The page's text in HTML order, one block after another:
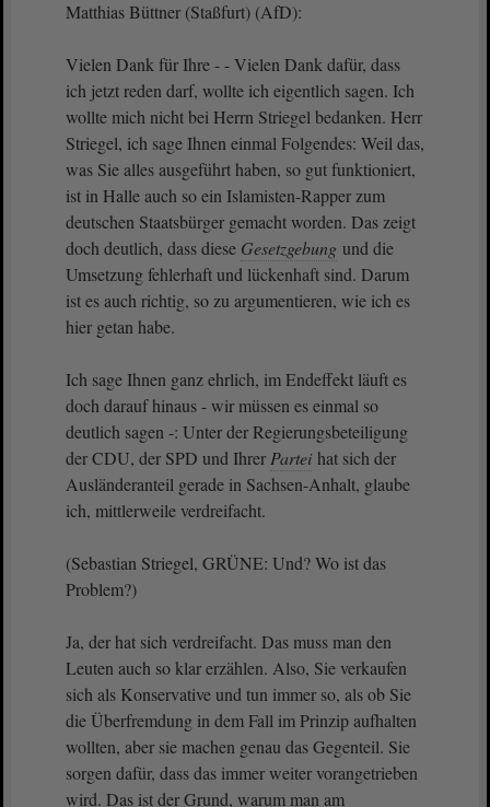
Matthias Büttner (Staßfurt) (AfD):
Vielen Dank für Ihre - - Vielen Dank dafür, dass
ich jetzt reden darf, wollte ich eigentlich sagen. Ich
wollte mich nicht bei Herrn Striegel bedanken. Herr
Striegel, ich sage Ihnen einmal Folgendes: Weil das,
was Sie alles ausgeführt haben, so gut funktioniert,
ist in Halle auch so ein Islamisten-Rapper zum
deutschen Staatsbürger gemacht worden. Das zeigt
doch deutlich, dass diese Gesetzgebung und die
Umsetzung fehlerhaft und lückenhaft sind. Darum
ist es auch richtig, so zu argumentieren, wie ich es
hier getan habe.
Ich sage Ihnen ganz ehrlich, im Endeffekt läuft es
doch darauf hinaus - wir müssen es einmal so
deutlich sagen -: Unter der Regierungsbeteiligung
der CDU, der SPD und Ihrer Partei hat sich der
Ausländeranteil gerade in Sachsen-Anhalt, glaube
ich, mittlerweile verdreifacht.
(Sebastian Striegel, GRÜNE: Und? Wo ist das
Problem?)
Ja, der hat sich verdreifacht. Das muss man den
Leuten auch so klar erzählen. Also, Sie verkaufen
sich als Konservative und tun immer so, als ob Sie
die Überfremdung in dem Fall im Prinzip aufhalten
wollten, aber sie machen genau das Gegenteil. Sie
sorgen dafür, dass das immer weiter vorangetrieben
wird. Das ist der Grund, warum man am